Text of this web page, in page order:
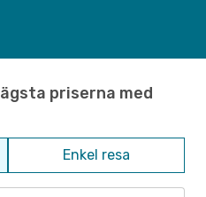
priserna med
Enkel resa